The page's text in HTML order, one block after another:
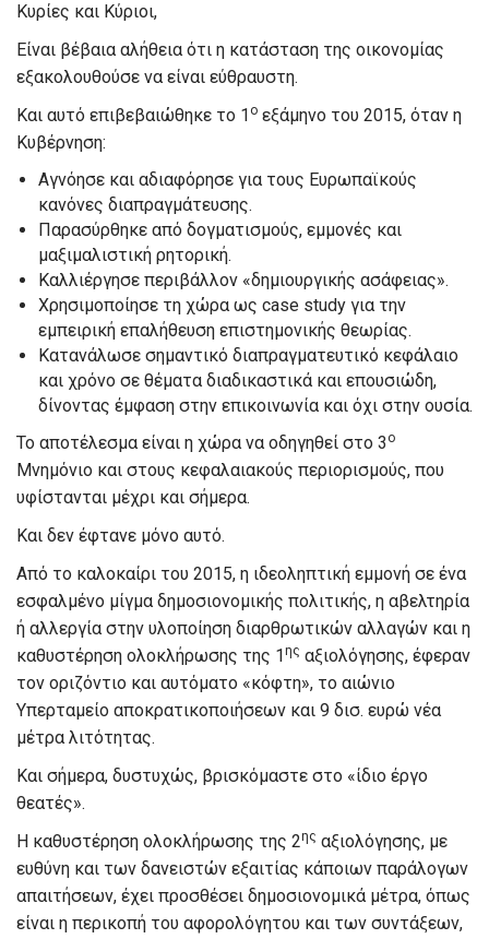
Κυρίες και Κύριοι,
Είναι βέβαια αλήθεια ότι η κατάσταση της οικονομίας
εξακολουθούσε να είναι εύθραυστη.
Και αυτό επιβεβαιώθηκε το 1 ο εξάμηνο του 2015, όταν η
Κυβέρνηση:
Αγνόησε και αδιαφόρησε για τους Ευρωπαϊκούς
κανόνες διαπραγμάτευσης.
Παρασύρθηκε από δογματισμούς, εμμονές και
μαξιμαλιστική ρητορική.
Καλλιέργησε περιβάλλον «δημιουργικής ασάφειας».
Χρησιμοποίησε τη χώρα ως case study για την
εμπειρική επαλήθευση επιστημονικής θεωρίας.
Κατανάλωσε σημαντικό διαπραγματευτικό κεφάλαιο
και χρόνο σε θέματα διαδικαστικά και επουσιώδη,
δίνοντας έμφαση στην επικοινωνία και όχι στην ουσία.
Το αποτέλεσμα είναι η χώρα να οδηγηθεί στο 3 ο
Μνημόνιο και στους κεφαλαιακούς περιορισμούς, που
υφίστανται μέχρι και σήμερα.
Και δεν έφτανε μόνο αυτό.
Από το καλοκαίρι του 2015, η ιδεοληπτική εμμονή σε ένα
εσφαλμένο μίγμα δημοσιονομικής πολιτικής, η αβελτηρία
ή αλλεργία στην υλοποίηση διαρθρωτικών αλλαγών και η
καθυστέρηση ολοκλήρωσης της 1ης αξιολόγησης, έφεραν
τον οριζόντιο και αυτόματο «κόφτη», το αιώνιο
Υπερταμείο αποκρατικοποιήσεων και 9 δισ. ευρώ νέα
μέτρα λιτότητας.
Και σήμερα, δυστυχώς, βρισκόμαστε στο «ίδιο έργο
θεατές».
Η καθυστέρηση ολοκλήρωσης της 2ης αξιολόγησης, με
ευθύνη και των δανειστών εξαιτίας κάποιων παράλογων
απαιτήσεων, έχει προσθέσει δημοσιονομικά μέτρα, όπως
είναι η περικοπή του αφορολόγητου και των συντάξεων,